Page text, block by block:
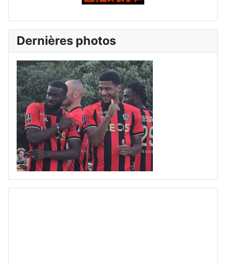
Dernières photos